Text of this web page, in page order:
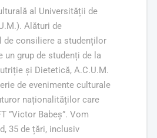
al Universității de
Alături de
de consiliere a studenților
un grup de studenți de la
și Dietetică, A.C.U.M.
de evenimente culturale
naționalităților care
”Victor Babeș”. Vom
35 de țări, inclusiv